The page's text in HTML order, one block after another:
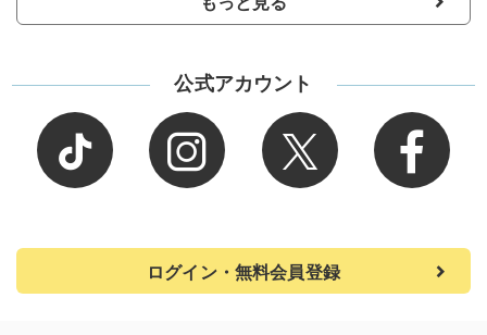
公式アカウント
ログイン・無料会員登録